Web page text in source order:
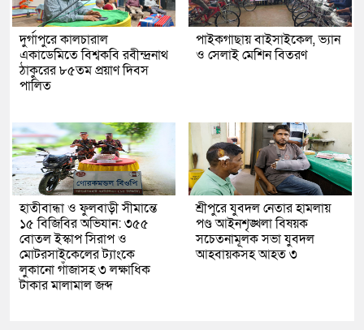
দুর্গাপুরে কালচারাল
একাডেমিতে বিশ্বকবি রবীন্দ্রনাথ
ঠাকুরের ৮৫তম প্রয়াণ দিবস
পালিত
পাইকগাছায় বাইসাইকেল, ভ্যান
ও সেলাই মেশিন বিতরণ
হাতীবান্ধা ও ফুলবাড়ী সীমান্তে
১৫ বিজিবির অভিযান: ৩৫৫
বোতল ইস্কাপ সিরাপ ও
মোটরসাইকেলের ট্যাংকে
লুকানো গাঁজাসহ ৩ লক্ষাধিক
টাকার মালামাল জব্দ
শ্রীপুরে যুবদল নেতার হামলায়
পণ্ড আইনশৃঙ্খলা বিষয়ক
সচেতনামূলক সভা যুবদল
আহবায়কসহ আহত ৩